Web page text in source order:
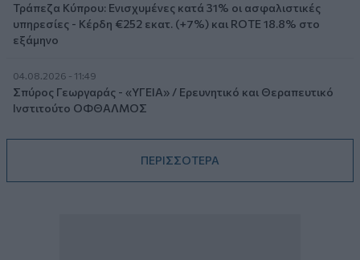
Τράπεζα Κύπρου: Ενισχυμένες κατά 31% οι ασφαλιστικές
υπηρεσίες - Κέρδη €252 εκατ. (+7%) και ROTE 18.8% στο
εξάμηνο
04.08.2026 - 11:49
Σπύρος Γεωργαράς - «ΥΓΕΙΑ» / Ερευνητικό και Θεραπευτικό
Ινστιτούτο ΟΦΘΑΛΜΟΣ
ΠΕΡΙΣΣΟΤΕΡΑ